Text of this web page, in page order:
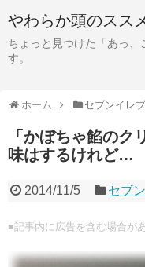
やわらか頭のスス
ちょっと見つけた「あっ、
す。
ホーム セブンイレ
「かぼちゃ餡の
味はするけれど…
2014/11/5 セブ
■記事内に広告を含む場合が